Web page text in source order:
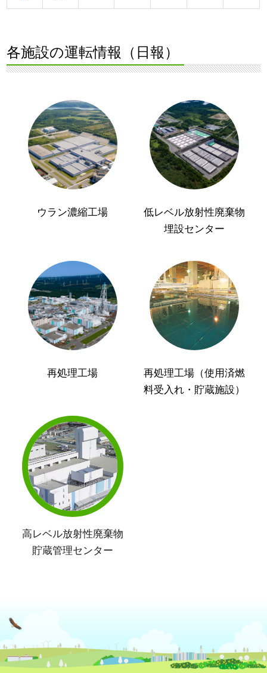
各施設の運転情報（日報）
ウラン濃縮工場
低レベル放射性廃棄物
埋設センター
再処理工場
再処理工場（使用済燃
料受入れ・貯蔵施設）
高レベル放射性廃棄物
貯蔵管理センター